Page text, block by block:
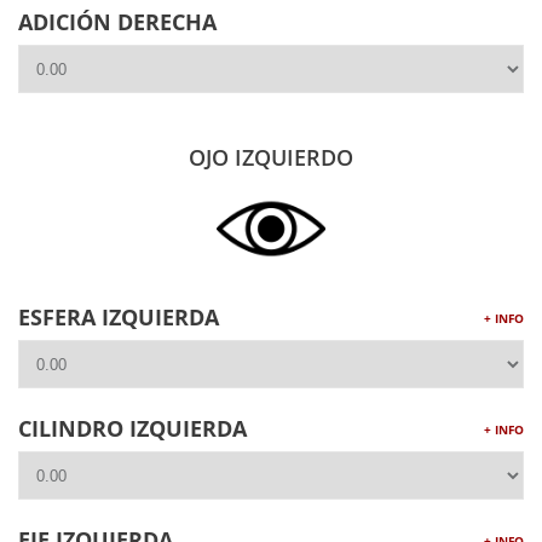
ADICIÓN DERECHA
OJO IZQUIERDO
ESFERA IZQUIERDA + INFO
CILINDRO IZQUIERDA + INFO